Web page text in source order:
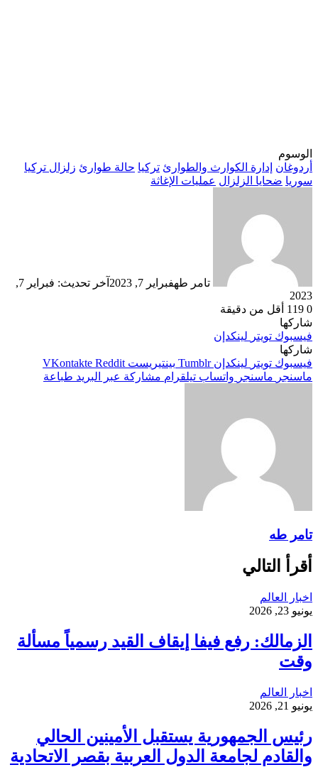
الوسوم
أردوغان إدارة الكوارث والطوارئ تركيا حالة طوارئ زلزال تركيا
سوريا ضحايا الزلزال عمليات الإغاثة
تامر طهفبراير 7, 2023
آخر تحديث: فبراير 7,
2023
0
أقل من دقيقة
شاركها
فيسبوك تويتر لينكدإن
شاركها
فيسبوك تويتر لينكدإن بينتيريست
ماسنجر ماسنجر واتساب تيلقرام مشاركة عبر البريد طباعة
تامر طه
أقرأ التالي
اخبار العالم
يونيو 23, 2026
الزمالك: رفع فيفا إيقاف القيد رسمياً مسألة
وقت
اخبار العالم
يونيو 21, 2026
رئيس الجمهورية يستقبل الأمينين الحالي
والقادم لجامعة الدول العربية بقصر الاتحادية